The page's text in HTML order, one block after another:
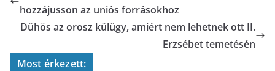
hozzájusson az uniós forrásokhoz
Dühös az orosz külügy, amiért nem lehetnek ott II.
Erzsébet temetésén
Most érkezett: